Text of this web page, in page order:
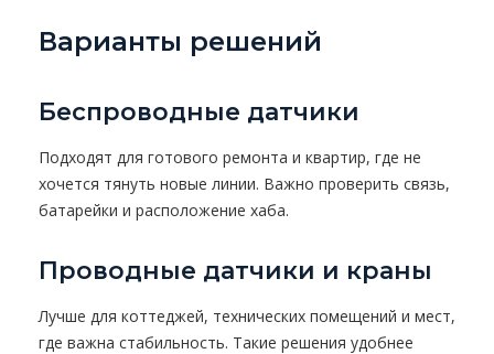
Варианты решений
Беспроводные датчики
Подходят для готового ремонта и квартир, где не
хочется тянуть новые линии. Важно проверить связь,
батарейки и расположение хаба.
Проводные датчики и краны
Лучше для коттеджей, технических помещений и мест,
где важна стабильность. Такие решения удобнее